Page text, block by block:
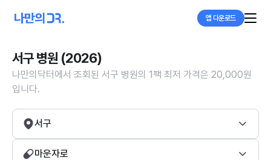
앱 다운로드
서구 병원 (2026)
나만의닥터에서 조회된 서구 병원의 1팩 최저 가격은 20,000원
입니다.
서구
마운자로